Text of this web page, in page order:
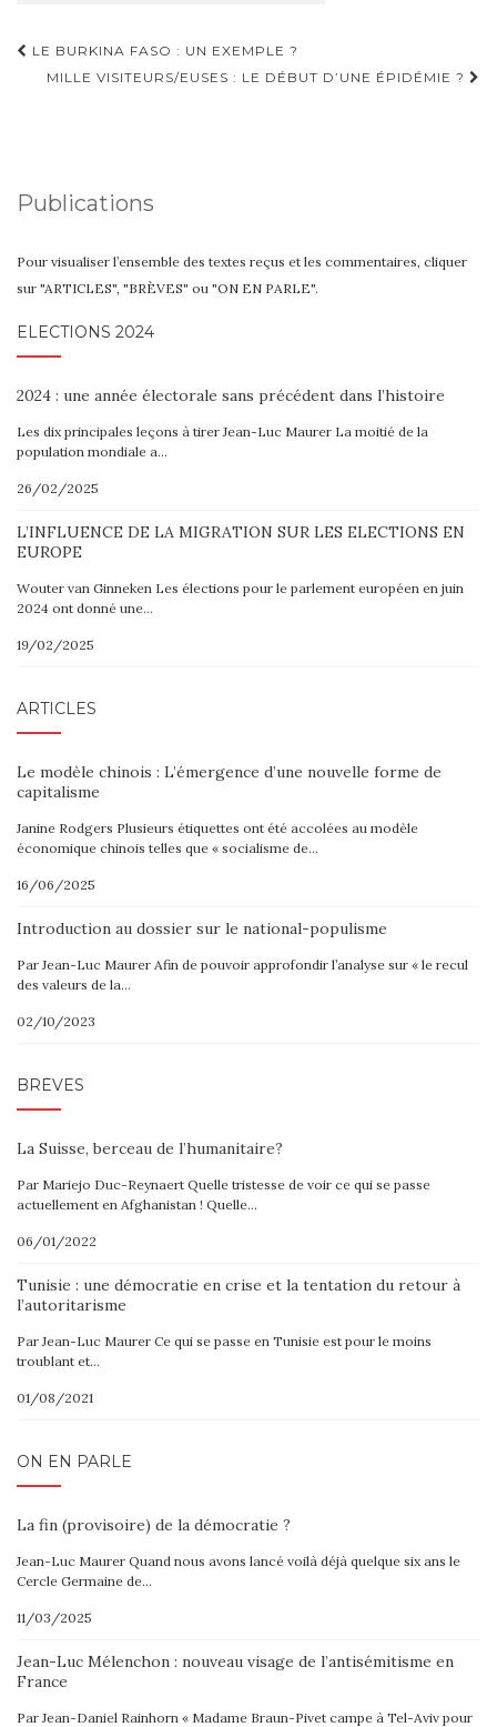
Navigation
d'article
LE BURKINA FASO : UN EXEMPLE ?
MILLE VISITEURS/EUSES : LE DÉBUT D’UNE ÉPIDÉMIE ?
Publications
Pour visualiser l’ensemble des textes reçus et les commentaires, cliquer
sur "ARTICLES", "BRÈVES" ou "ON EN PARLE".
ELECTIONS 2024
2024 : une année électorale sans précédent dans l’histoire
Les dix principales leçons à tirer Jean-Luc Maurer La moitié de la
population mondiale a…
26/02/2025
L’INFLUENCE DE LA MIGRATION SUR LES ELECTIONS EN
EUROPE
Wouter van Ginneken Les élections pour le parlement européen en juin
2024 ont donné une…
19/02/2025
ARTICLES
Le modèle chinois : L’émergence d’une nouvelle forme de
capitalisme
Janine Rodgers Plusieurs étiquettes ont été accolées au modèle
économique chinois telles que « socialisme de…
16/06/2025
Introduction au dossier sur le national-populisme
Par Jean-Luc Maurer Afin de pouvoir approfondir l’analyse sur « le recul
des valeurs de la…
02/10/2023
BRÈVES
La Suisse, berceau de l’humanitaire?
Par Mariejo Duc-Reynaert Quelle tristesse de voir ce qui se passe
actuellement en Afghanistan ! Quelle…
06/01/2022
Tunisie : une démocratie en crise et la tentation du retour à
l’autoritarisme
Par Jean-Luc Maurer Ce qui se passe en Tunisie est pour le moins
troublant et…
01/08/2021
ON EN PARLE
La fin (provisoire) de la démocratie ?
Jean-Luc Maurer Quand nous avons lancé voilà déjà quelque six ans le
Cercle Germaine de…
11/03/2025
Jean-Luc Mélenchon : nouveau visage de l’antisémitisme en
France
Par Jean-Daniel Rainhorn « Madame Braun-Pivet campe à Tel-Aviv pour